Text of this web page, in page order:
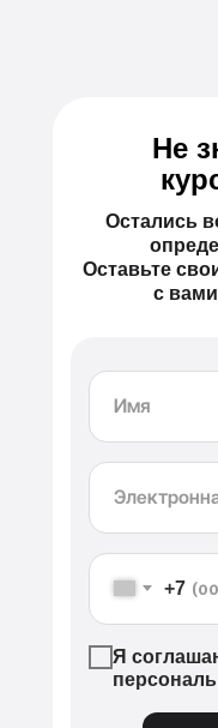
Не
+7
Я
Остались
Оставьте
с